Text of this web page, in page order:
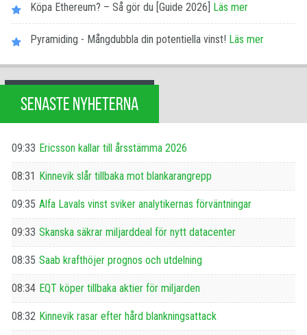
Köpa Ethereum? – Så gör du [Guide 2026] Läs mer
Pyramiding - Mångdubbla din potentiella vinst! Läs mer
SENASTE NYHETERNA
09:33 Ericsson kallar till årsstämma 2026
08:31 Kinnevik slår tillbaka mot blankarangrepp
09:35 Alfa Lavals vinst sviker analytikernas förväntningar
09:33 Skanska säkrar miljarddeal för nytt datacenter
08:35 Saab krafthöjer prognos och utdelning
08:34 EQT köper tillbaka aktier för miljarden
08:32 Kinnevik rasar efter hård blankningsattack